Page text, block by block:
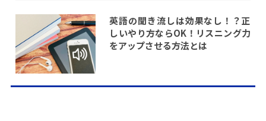
英語の聞き流しは効果なし！？正
しいやり方ならOK！リスニング力
をアップさせる方法とは